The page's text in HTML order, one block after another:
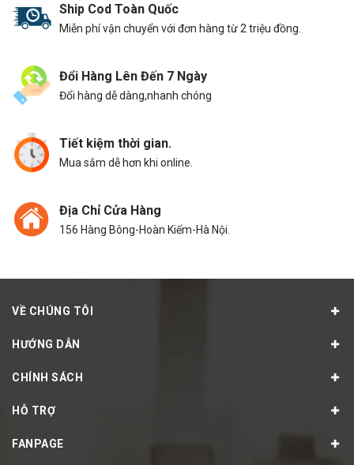
Ship Cod Toàn Quốc
Miễn phí vận chuyển với đơn hàng từ 2 triệu đồng.
Đổi Hàng Lên Đến 7 Ngày
Đổi hàng dễ dàng,nhanh chóng
Tiết kiệm thời gian.
Mua sắm dễ hơn khi online.
Địa Chỉ Cửa Hàng
156 Hàng Bông-Hoàn Kiếm-Hà Nội.
VỀ CHÚNG TÔI
HƯỚNG DẪN
CHÍNH SÁCH
HỖ TRỢ
FANPAGE